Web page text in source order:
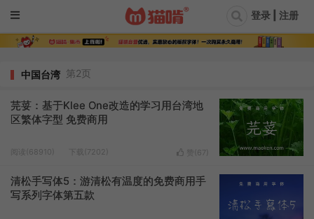
登录 | 注册
中国台湾 第2页
芫荽：基于Klee One改造的学习用台湾地
区繁体字型 免费商用
阅读(68910) 下载(7202) 67
清松手写体5：游清松有温度的免费商用手
写系列字体第五款